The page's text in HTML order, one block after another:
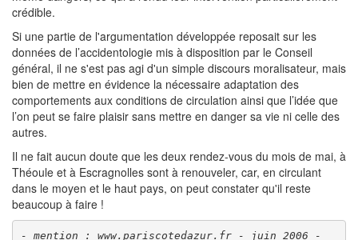
crédible.
Si une partie de l'argumentation développée reposait sur les
données de l’accidentologie mis à disposition par le Conseil
général, il ne s'est pas agi d'un simple discours moralisateur, mais
bien de mettre en évidence la nécessaire adaptation des
comportements aux conditions de circulation ainsi que l’idée que
l’on peut se faire plaisir sans mettre en danger sa vie ni celle des
autres.
Il ne fait aucun doute que les deux rendez-vous du mois de mai, à
Théoule et à Escragnolles sont à renouveler, car, en circulant
dans le moyen et le haut pays, on peut constater qu'il reste
beaucoup à faire !
- mention : www.pariscotedazur.fr - juin 2006 -